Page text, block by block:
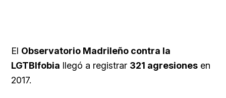
El Observatorio Madrileño contra la
LGTBIfobia llegó a registrar 321 agresiones en
2017.